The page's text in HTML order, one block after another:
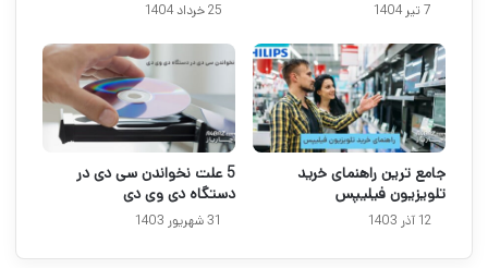
7 تیر 1404 25 خرداد 1404
جامع ترین راهنمای خرید
تلویزیون فیلیپس
12 آذر 1403
5 علت نخواندن سی دی در
دستگاه دی وی دی
31 شهریور 1403